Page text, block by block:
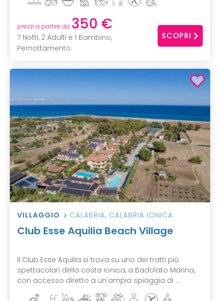
prezzi a partire da 350 €
7 Notti, 2 Adulti e 1 Bambino,
Pernottamento
SCOPRI
VILLAGGIO CALABRIA, CALABRIA IONICA
Club Esse Aquilia Beach Village
Il Club Esse Aquilia si trova su uno dei tratti più
spettacolari della costa ionica, a Badolato Marina,
con accesso diretto a un’ampia spiaggia di ...